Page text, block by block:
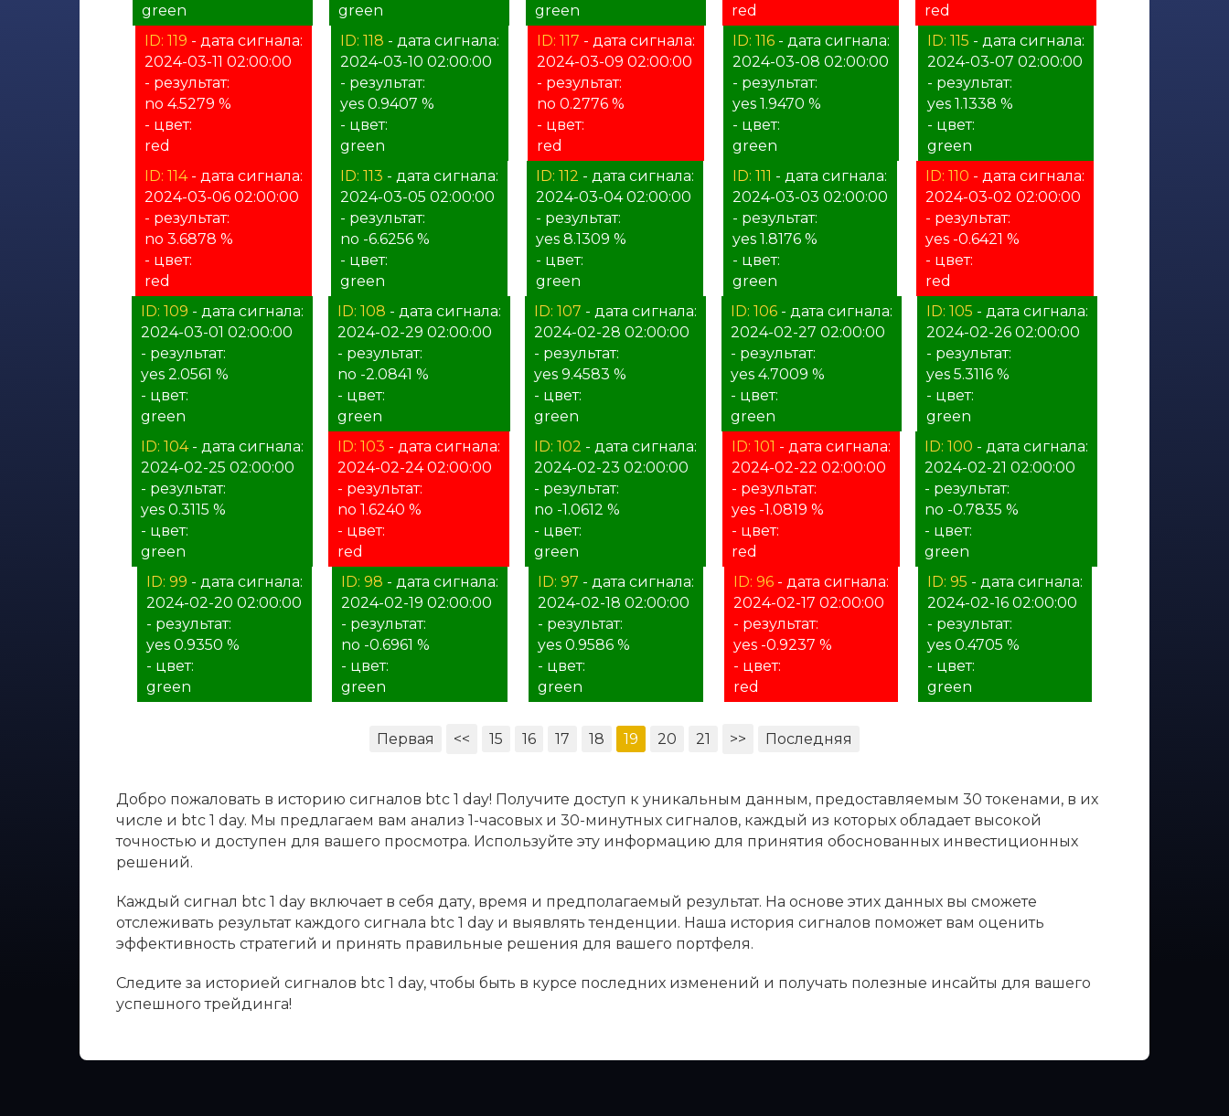
green
green
green
red
red
ID: 119 - дата сигнала:
2024-03-11 02:00:00
- результат:
no 4.5279 %
- цвет:
red
ID: 118 - дата сигнала:
2024-03-10 02:00:00
- результат:
yes 0.9407 %
- цвет:
green
ID: 117 - дата сигнала:
2024-03-09 02:00:00
- результат:
no 0.2776 %
- цвет:
red
ID: 116 - дата сигнала:
2024-03-08 02:00:00
- результат:
yes 1.9470 %
- цвет:
green
ID: 115 - дата сигнала:
2024-03-07 02:00:00
- результат:
yes 1.1338 %
- цвет:
green
ID: 114- дата сигнала:
2024-03-06 02:00:00
- результат:
no 3.6878 %
- цвет:
red
ID: 113 - дата сигнала:
2024-03-05 02:00:00
- результат:
no -6.6256 %
- цвет:
green
ID: 112 - дата сигнала:
2024-03-04 02:00:00
- результат:
yes 8.1309 %
- цвет:
green
ID: 111 - дата сигнала:
2024-03-03 02:00:00
- результат:
yes 1.8176 %
- цвет:
green
ID: 110 - дата сигнала:
2024-03-02 02:00:00
- результат:
yes -0.6421 %
- цвет:
red
ID: 109 - дата сигнала:
2024-03-01 02:00:00
- результат:
yes 2.0561 %
- цвет:
green
ID: 108 - дата сигнала:
2024-02-29 02:00:00
- результат:
no -2.0841 %
- цвет:
green
ID: 107 - дата сигнала:
2024-02-28 02:00:00
- результат:
yes 9.4583 %
- цвет:
green
ID: 106 - дата сигнала:
2024-02-27 02:00:00
- результат:
yes 4.7009 %
- цвет:
green
ID: 105 - дата сигнала:
2024-02-26 02:00:00
- результат:
yes 5.3116 %
- цвет:
green
ID: 104- дата сигнала:
2024-02-25 02:00:00
- результат:
yes 0.3115 %
- цвет:
green
ID: 103 - дата сигнала:
2024-02-24 02:00:00
- результат:
no 1.6240 %
- цвет:
red
ID: 102 - дата сигнала:
2024-02-23 02:00:00
- результат:
no -1.0612 %
- цвет:
green
ID: 101 - дата сигнала:
2024-02-22 02:00:00
- результат:
yes -1.0819 %
- цвет:
red
ID: 100 - дата сигнала:
2024-02-21 02:00:00
- результат:
no -0.7835 %
- цвет:
green
ID: 99 - дата сигнала:
2024-02-20 02:00:00
- результат:
yes 0.9350 %
- цвет:
green
ID: 98 - дата сигнала:
2024-02-19 02:00:00
- результат:
no -0.6961 %
- цвет:
green
ID: 97 - дата сигнала:
2024-02-18 02:00:00
- результат:
yes 0.9586 %
- цвет:
green
ID: 96- дата сигнала:
2024-02-17 02:00:00
- результат:
yes -0.9237 %
- цвет:
red
ID: 95 - дата сигнала:
2024-02-16 02:00:00
- результат:
yes 0.4705 %
- цвет:
green
Первая << 15 16 17 18 19 20 21 >> Последняя
Добро пожаловать в историю сигналов btc 1 day! Получите доступ к уникальным данным, предоставляемым 30 токенами, в их
числе и btc 1 day. Мы предлагаем вам анализ 1-часовых и 30-минутных сигналов, каждый из которых обладает высокой
точностью и доступен для вашего просмотра. Используйте эту информацию для принятия обоснованных инвестиционных
решений.
Каждый сигнал btc 1 day включает в себя дату, время и предполагаемый результат. На основе этих данных вы сможете
отслеживать результат каждого сигнала btc 1 day и выявлять тенденции. Наша история сигналов поможет вам оценить
эффективность стратегий и принять правильные решения для вашего портфеля.
Следите за историей сигналов btc 1 day, чтобы быть в курсе последних изменений и получать полезные инсайты для вашего
успешного трейдинга!